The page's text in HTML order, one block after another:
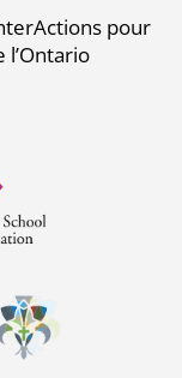
pour